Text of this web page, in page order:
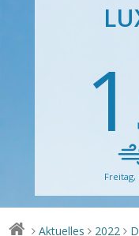
Freitag,
> Aktuelles > 2022 >